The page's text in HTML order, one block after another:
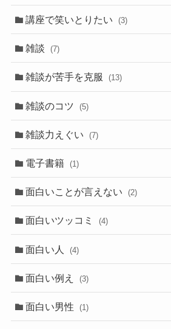
講座で笑いとりたい (3)
雑談 (7)
雑談が苦手を克服 (13)
雑談のコツ (5)
雑談力えぐい (7)
電子書籍 (1)
面白いことが言えない (2)
面白いツッコミ (4)
面白い人 (4)
面白い例え (3)
面白い男性 (1)